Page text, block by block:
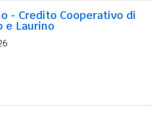
- Credito Cooperativo di
e Laurino